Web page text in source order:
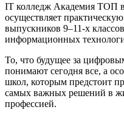
IT колледж Академия ТОП в
осуществляет
выпускников 9–11-х
информационных
То, что будущее за
понимают сегодня все, а
школ, которым предстоит
самых важных решений в
профессией.